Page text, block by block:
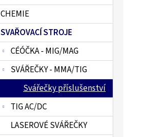
CHEMIE
SVAŘOVACÍ STROJE
CÉÓČKA - MIG/MAG
SVÁŘEČKY - MMA/TIG
Svářečky příslušenství
TIG AC/DC
LASEROVÉ SVÁŘEČKY